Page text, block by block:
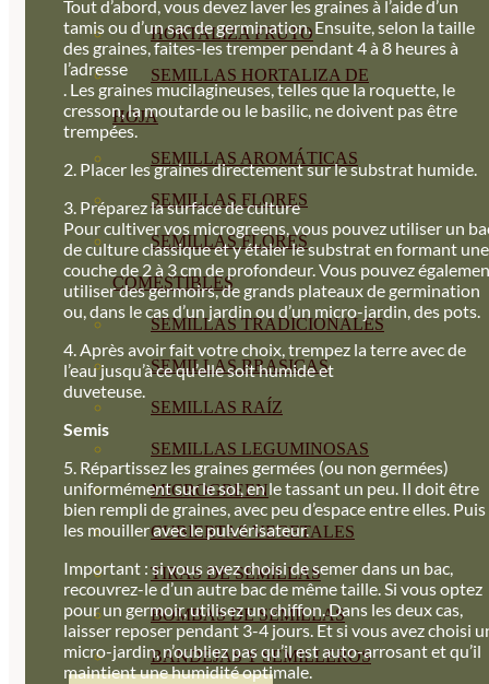
HORTALIZA FRUTO
SEMILLAS HORTALIZA DE
HOJA
SEMILLAS AROMÁTICAS
SEMILLAS FLORES
SEMILLAS FLORES
COMESTIBLES
SEMILLAS TRADICIONALES
SEMILLAS BRASICAS
SEMILLAS RAÍZ
SEMILLAS LEGUMINOSAS
MICROGREEN
CUBIERTAS VEGETALES
TIRAS DE SEMILLAS
BOMBAS DE SEMILLAS
BANDEJAS Y SEMILLEROS
Tout d’abord, vous devez laver les graines à l’aide d’un
tamis ou d’un sac de germination. Ensuite, selon la taille
des graines, faites-les tremper pendant 4 à 8 heures à
l’adresse
. Les graines mucilagineuses, telles que la roquette, le
cresson, la moutarde ou le basilic, ne doivent pas être
trempées.
2. Placer les graines directement sur le substrat humide.
3. Préparez la surface de culture
Pour cultiver vos microgreens, vous pouvez utiliser un
de culture classique et y étaler le substrat en formant une
couche de 2 à 3 cm de profondeur. Vous pouvez
utiliser des germoirs, de grands plateaux de germination
ou, dans le cas d’un jardin ou d’un micro-jardin, des pots.
4. Après avoir fait votre choix, trempez la terre avec de
l’eau jusqu’à ce qu’elle soit humide et
duveteuse.
Semis
5. Répartissez les graines germées (ou non germées)
uniformément sur le sol, en le tassant un peu. Il doit être
bien rempli de graines, avec peu d’espace entre elles. Puis
les mouiller avec le pulvérisateur.
Important : si vous avez choisi de semer dans un bac,
recouvrez-le d’un autre bac de même taille. Si vous optez
pour un germoir, utilisez un chiffon. Dans les deux cas,
laisser reposer pendant 3-4 jours. Et si vous avez choisi
micro-jardin, n’oubliez pas qu’il est auto-arrosant et qu’il
maintient une humidité optimale.